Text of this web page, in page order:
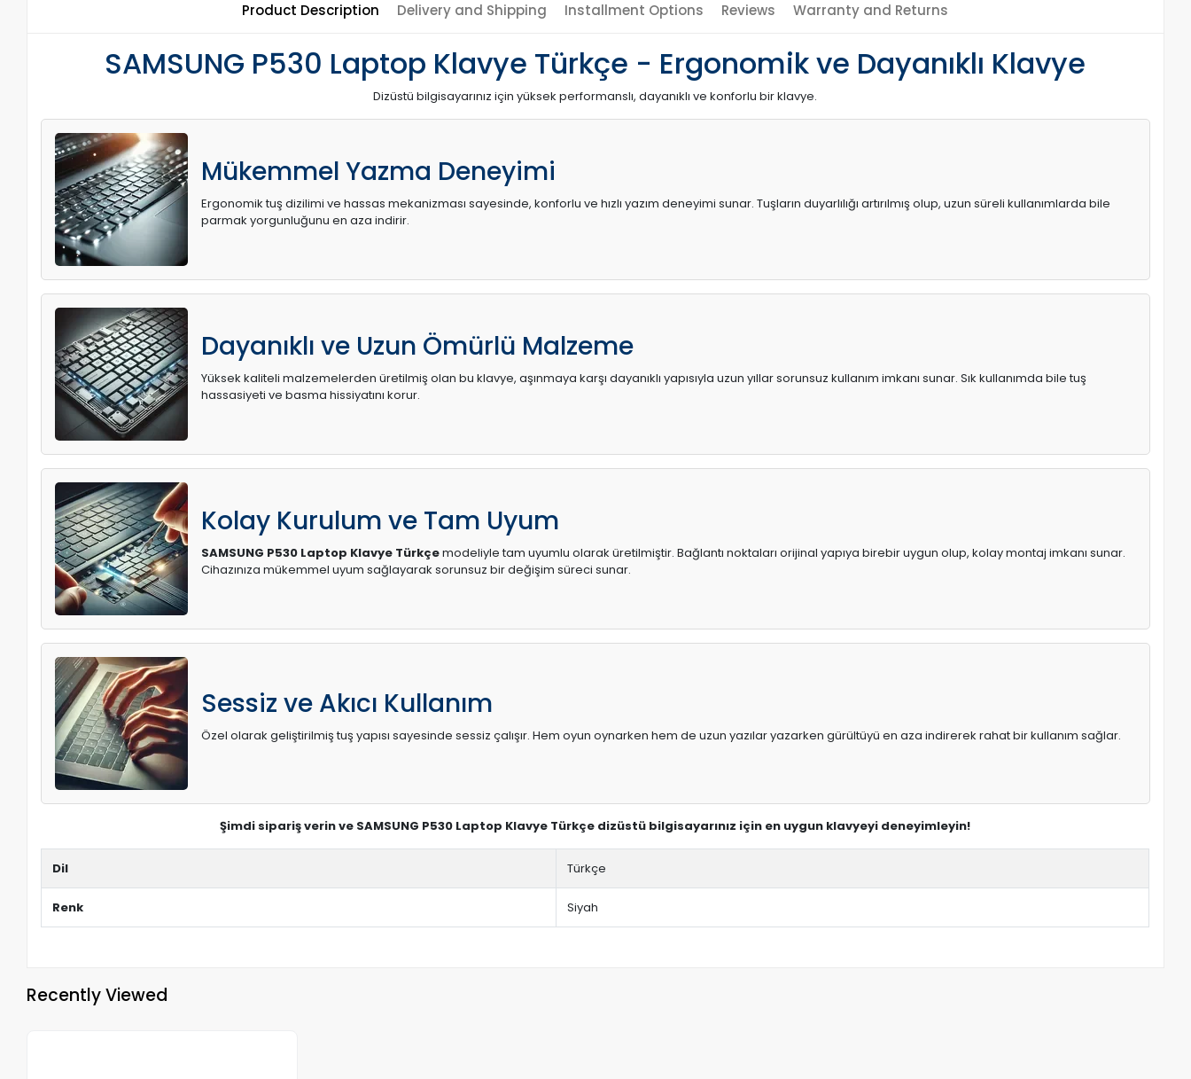
Product Description Delivery and Shipping Installment Options Reviews Warranty and Returns
SAMSUNG P530 Laptop Klavye Türkçe - Ergonomik ve Dayanıklı Klavye
Dizüstü bilgisayarınız için yüksek performanslı, dayanıklı ve konforlu bir klavye.
Mükemmel Yazma Deneyimi
Ergonomik tuş dizilimi ve hassas mekanizması sayesinde, konforlu ve hızlı yazım deneyimi sunar. Tuşların duyarlılığı artırılmış olup, uzun süreli kullanımlarda bile
parmak yorgunluğunu en aza indirir.
Dayanıklı ve Uzun Ömürlü Malzeme
Yüksek kaliteli malzemelerden üretilmiş olan bu klavye, aşınmaya karşı dayanıklı yapısıyla uzun yıllar sorunsuz kullanım imkanı sunar. Sık kullanımda bile tuş
hassasiyeti ve basma hissiyatını korur.
Kolay Kurulum ve Tam Uyum
SAMSUNG P530 Laptop Klavye Türkçemodeliyle tam uyumlu olarak üretilmiştir. Bağlantı noktaları orijinal yapıya birebir uygun olup, kolay montaj imkanı sunar.
Cihazınıza mükemmel uyum sağlayarak sorunsuz bir değişim süreci sunar.
Sessiz ve Akıcı Kullanım
Özel olarak geliştirilmiş tuş yapısı sayesinde sessiz çalışır. Hem oyun oynarken hem de uzun yazılar yazarken gürültüyü en aza indirerek rahat bir kullanım sağlar.
Şimdi sipariş verin ve SAMSUNG P530 Laptop Klavye Türkçe dizüstü bilgisayarınız için en uygun klavyeyi deneyimleyin!
Dil Türkçe
Renk Siyah
Recently Viewed